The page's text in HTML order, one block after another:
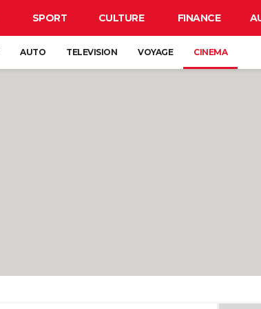
SPORT CULTURE FINANCE
AUTO TELEVISION VOYAGE CINEMA